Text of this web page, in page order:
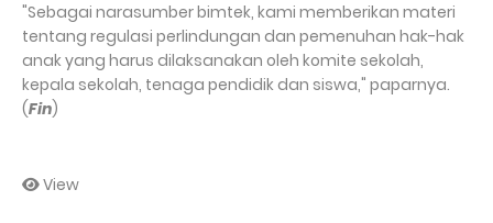
"Sebagai narasumber bimtek, kami memberikan materi
tentang regulasi perlindungan dan pemenuhan hak-hak
anak yang harus dilaksanakan oleh komite sekolah,
kepala sekolah, tenaga pendidik dan siswa," paparnya.
(Fin)
View